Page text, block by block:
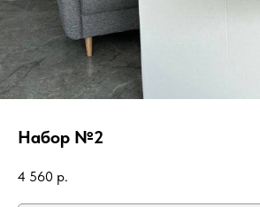
Набор №2
4 560 р.